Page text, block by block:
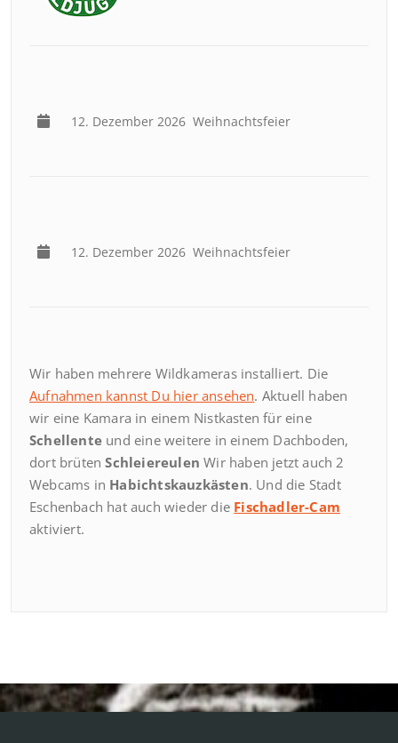
12. Dezember 2026 Weihnachtsfeier
12. Dezember 2026 Weihnachtsfeier
Wir haben mehrere Wildkameras installiert. Die
Aufnahmen kannst Du hier ansehen. Aktuell haben
wir eine Kamara in einem Nistkasten für eine
Schellente und eine weitere in einem Dachboden,
dort brütenSchleiereulen Wir haben jetzt auch 2
Webcams in Habichtskauzkästen. Und die Stadt
Eschenbach hat auch wieder die Fischadler-Cam
aktiviert.